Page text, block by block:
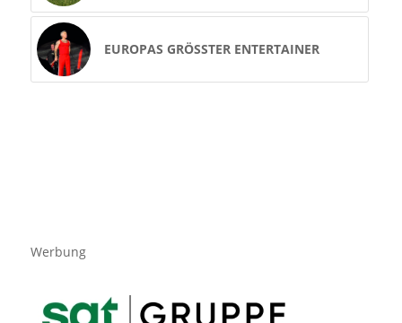
EUROPAS GRÖSSTER ENTERTAINER
Werbung